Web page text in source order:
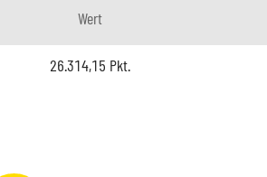
Wert
26.314,15 Pkt.